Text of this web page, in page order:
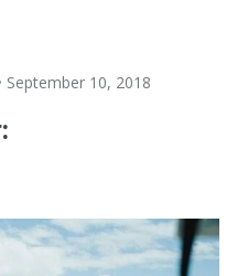
September 10, 2018